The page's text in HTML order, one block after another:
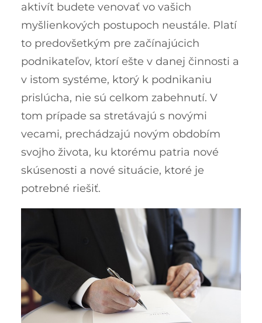
aktivít budete venovať vo vašich
myšlienkových postupoch neustále. Platí
to predovšetkým pre začínajúcich
podnikateľov, ktorí ešte v danej činnosti a
v istom systéme, ktorý k podnikaniu
prislúcha, nie sú celkom zabehnutí. V
tom prípade sa stretávajú s novými
vecami, prechádzajú novým obdobím
svojho života, ku ktorému patria nové
skúsenosti a nové situácie, ktoré je
potrebné riešiť.